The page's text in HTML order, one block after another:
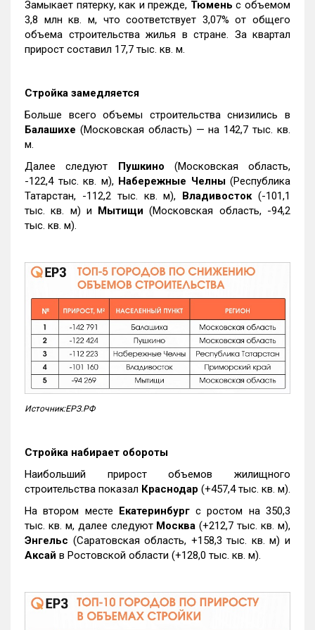
Замыкает пятерку, как и прежде, Тюмень с объемом
3,8 млн кв. м, что соответствует 3,07% от общего
объема строительства жилья в стране. За квартал
прирост составил 17,7 тыс. кв. м.
Стройка замедляется
Больше всего объемы строительства снизились в
Балашихе (Московская область) — на 142,7 тыс. кв.
м.
Далее следуют Пушкино (Московская область,
-122,4 тыс. кв. м), Набережные Челны(Республика
Татарстан, -112,2 тыс. кв. м), Владивосток(-101,1
тыс. кв. м) и Мытищи (Московская область, -94,2
тыс. кв. м).
Источник:ЕРЗ.РФ
Стройка набирает обороты
Наибольший прирост объемов жилищного
строительства показал Краснодар (+457,4 тыс. кв. м).
На втором месте Екатеринбургс ростом на 350,3
тыс. кв. м, далее следуют Москва (+212,7 тыс. кв. м),
Энгельс (Саратовская область, +158,3 тыс. кв. м) и
Аксай в Ростовской области (+128,0 тыс. кв. м).